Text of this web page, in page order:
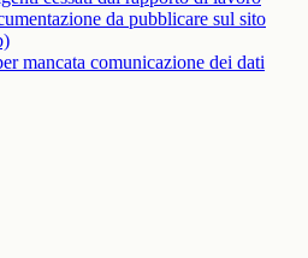
da pubblicare sul sito
mancata comunicazione dei dati